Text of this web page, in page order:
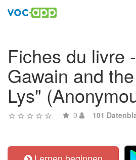
Fiches du livre
Gawain and
Lys"
0 101